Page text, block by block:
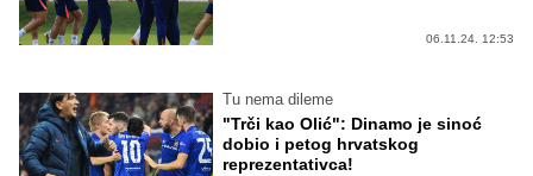
06.11.24. 12:53
Tu nema dileme
"Trči kao Olić": Dinamo je sinoć
dobio i petog hrvatskog
reprezentativca!